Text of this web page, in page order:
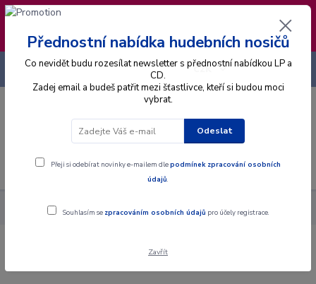
❣️ Od 4.8. do 13.8. čerpám dovolenou. Datum
expedice objednávek se posouvá na pátek
14.8.2026 🐋
Menu
CZK
+420 725 736 293
Alba MC Celtic Spirit - Lyra - MC / kazeta
Celtic Spirit - Lyra - MC / kazeta
Přednostní nabídka hudebních nosičů
Co nevidět budu rozesílat newsletter s přednostní nabídkou LP a
CD.
Zadej email a budeš patřit mezi šťastlivce, kteří si budou moci
vybrat.
Odeslat
Přeji si odebírat novinky e-mailem dlepodmínek zpracování osobních
údajů.
Souhlasím se zpracováním osobních údajů pro účely registrace.
Zavřít